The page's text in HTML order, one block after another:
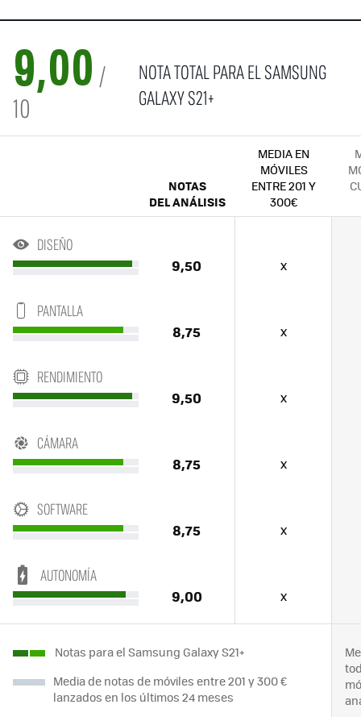
9,00 /
10
NOTA TOTAL PARA EL SAMSUNG
GALAXY S21+
NOTAS
DEL ANÁLISIS
MEDIA EN
MÓVILES
ENTRE 201 Y
300€
DISEÑO
9,50 x
PANTALLA
8,75 x
RENDIMIENTO
9,50 x
CÁMARA
8,75 x
SOFTWARE
8,75 x
AUTONOMÍA
9,00 x
Notas para el Samsung Galaxy S21+
Media de notas de móviles entre 201 y 300 €
lanzados en los últimos 24 meses